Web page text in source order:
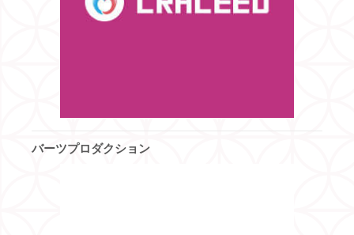
バーツプロダクション